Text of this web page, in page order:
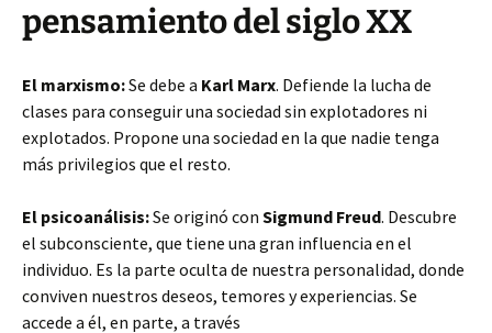
pensamiento del siglo XX
El marxismo:Se debe a Karl Marx. Defiende la lucha de
clases para conseguir una sociedad sin explotadores ni
explotados. Propone una sociedad en la que nadie tenga
más privilegios que el resto.
El psicoanálisis:Se originó con Sigmund Freud. Descubre
el subconsciente, que tiene una gran influencia en el
individuo. Es la parte oculta de nuestra personalidad, donde
conviven nuestros deseos, temores y experiencias. Se
accede a él, en parte, a través